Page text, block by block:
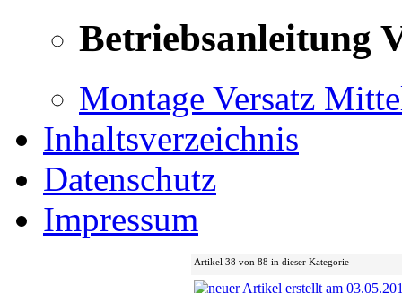
Betriebsanleitung
Montage Versatz
Inhaltsverzeichnis
Datenschutz
Impressum
Artikel 38 von 88 in dieser Kategorie